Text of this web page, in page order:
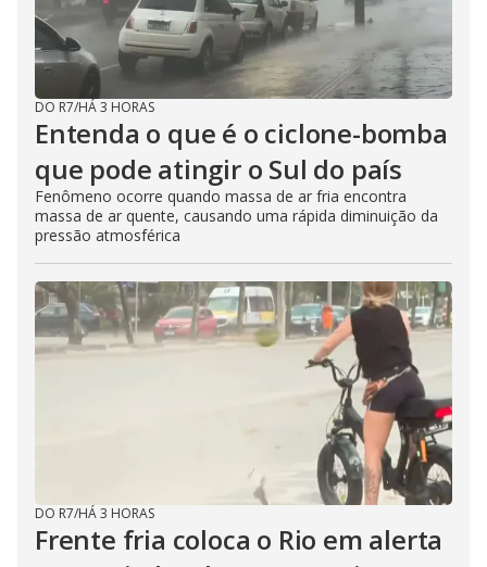
DO R7/HÁ 3 HORAS
Entenda o que é o ciclone-bomba
que pode atingir o Sul do país
Fenômeno ocorre quando massa de ar fria encontra
massa de ar quente, causando uma rápida diminuição da
pressão atmosférica
DO R7/HÁ 3 HORAS
Frente fria coloca o Rio em alerta